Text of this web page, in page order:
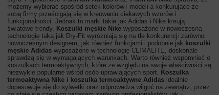
możemy wybierać spośród setek kolorów i modeli a konkurujące ze
sobą firmy prześcigają się w kreowaniu ciekawych wzorów i
funkcjonalności. Jednak to marki takie jak Adidas i Nike kreują
światowe trendy. Koszulki męskie Nike wyposażone w nowoczesną
technologię taką jak Dry-Fit wyróżniają się na tle konkurencji zarówno
nowoczesnym designem, jak również funkcjami i podobnie jak koszulki
męskie Adidas wyposażone w technologię CLIMALITE, doskonale
sprawdzą się w wymagających warunkach. Warto również wspomnieć o
koszulkach termoaktywnych, które ze względu na swoje właściwości są
niezwykle popularne wśród osób uprawiających sport. Koszulka
termoaktywna Nike i koszulka termoaktywne Adidas idealnie
dopasowuje się do sylwetki oraz odprowadza wilgoć na zewnątrz, przez